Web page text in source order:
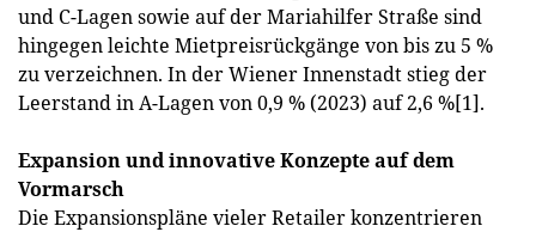
und C-Lagen sowie auf der Mariahilfer Straße sind
hingegen leichte Mietpreisrückgänge von bis zu 5 %
zu verzeichnen. In der Wiener Innenstadt stieg der
Leerstand in A-Lagen von 0,9 % (2023) auf 2,6 %[1].
Expansion und innovative Konzepte auf dem
Vormarsch
Die Expansionspläne vieler Retailer konzentrieren